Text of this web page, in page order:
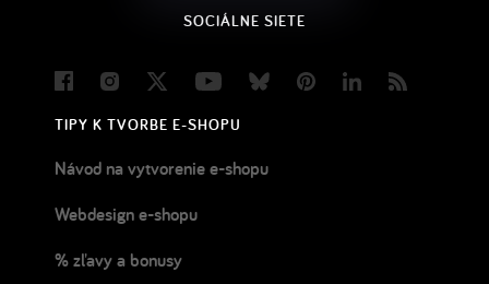
SOCIÁLNE SIETE
FacebookInstagram
Twitter YoutubeBlueskyPinterestLinkedIn
TIPY K TVORBE E-SHOPU
Návod na vytvorenie e-shopu
Webdesign e-shopu
% zľavy a bonusy